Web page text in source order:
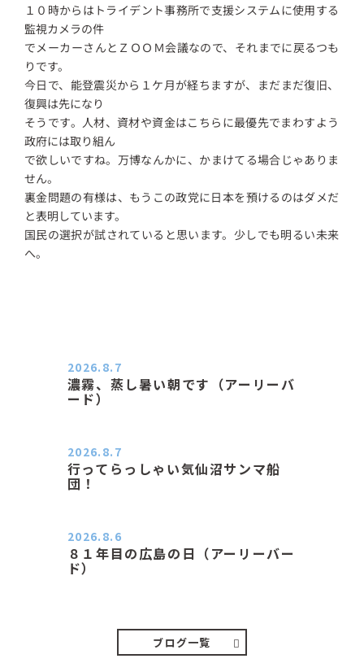
１０時からはトライデント事務所で支援システムに使用する
監視カメラの件
でメーカーさんとＺＯＯＭ会議なので、それまでに戻るつも
りです。
今日で、能登震災から１ケ月が経ちますが、まだまだ復旧、
復興は先になり
そうです。人材、資材や資金はこちらに最優先でまわすよう
政府には取り組ん
で欲しいですね。万博なんかに、かまけてる場合じゃありま
せん。
裏金問題の有様は、もうこの政党に日本を預けるのはダメだ
と表明しています。
国民の選択が試されていると思います。少しでも明るい未来
へ。
濃霧、蒸し暑い朝です（アーリーバ
ード）
2026.8.7
行ってらっしゃい気仙沼サンマ船
団！
2026.8.7
８１年目の広島の日（アーリーバー
ド）
2026.8.6
ブログ一覧